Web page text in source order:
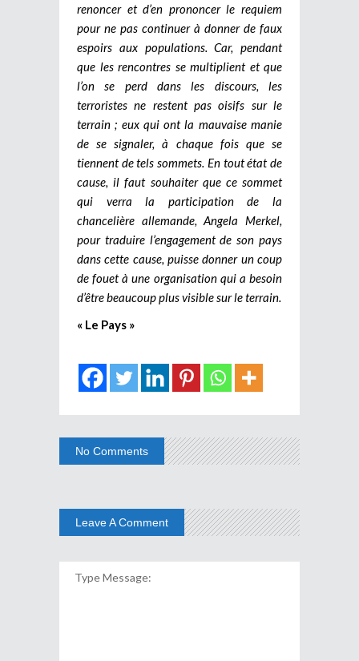
renoncer et d’en prononcer le requiem
pour ne pas continuer à donner de faux
espoirs aux populations. Car, pendant
que les rencontres se multiplient et que
l’on se perd dans les discours, les
terroristes ne restent pas oisifs sur le
terrain ; eux qui ont la mauvaise manie
de se signaler, à chaque fois que se
tiennent de tels sommets. En tout état de
cause, il faut souhaiter que ce sommet
qui verra la participation de la
chancelière allemande, Angela Merkel,
pour traduire l’engagement de son pays
dans cette cause, puisse donner un coup
de fouet à une organisation qui a besoin
d’être beaucoup plus visible sur le terrain.
« Le Pays »
No Comments
Leave A Comment